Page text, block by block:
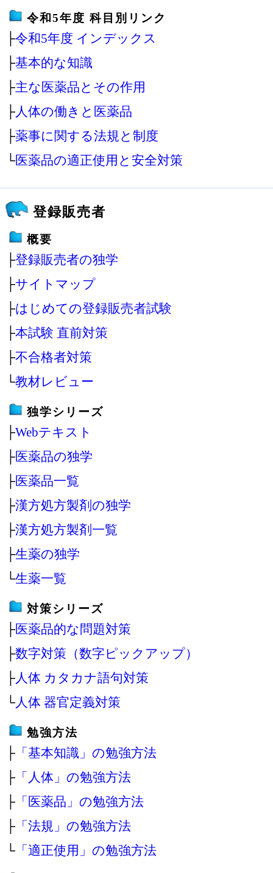
令和5年度 科目別リンク
├令和5年度 インデックス
├基本的な知識
├主な医薬品とその作用
├ 人体の働きと医薬品
├薬事に関する法規と制度
└医薬品の適正使用と安全対策
登録販売者
概要
├登録販売者の独学
├サイトマップ
├はじめての登録販売者試験
├本試験 直前対策
├不合格者対策
└教材レビュー
独学シリーズ
├Webテキスト
├医薬品の独学
├医薬品一覧
├漢方処方製剤の独学
├漢方処方製剤一覧
├生薬の独学
└生薬一覧
対策シリーズ
├医薬品的な問題対策
├数字対策（数字ピックアップ）
├ 人体 カタカナ語句対策
└ 人体 器官定義対策
勉強方法
├ 「基本知識」の勉強方法
├ 「人体」の勉強方法
├ 「医薬品」の勉強方法
├ 「法規」の勉強方法
└ 「適正使用」の勉強方法